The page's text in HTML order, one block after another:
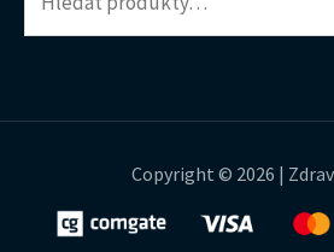
Copyright © 2026 |